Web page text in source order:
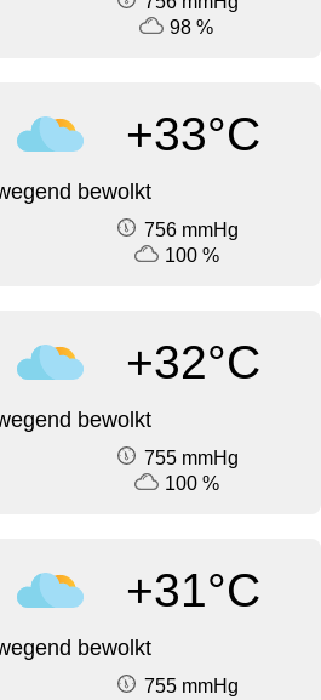
98 %
+33°C
bewolkt
756 mmHg
100 %
+32°C
bewolkt
755 mmHg
100 %
+31°C
bewolkt
755 mmHg